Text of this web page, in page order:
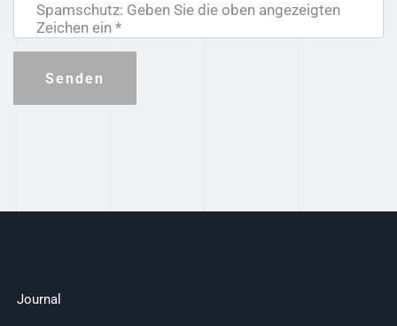
Spamschutz: Geben Sie die oben angezeigten
Zeichen ein *
Senden
Journal